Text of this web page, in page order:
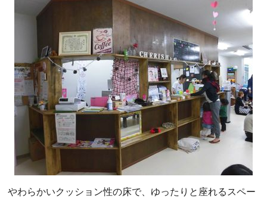
やわらかいクッション性の床で、ゆったりと座れるスペー